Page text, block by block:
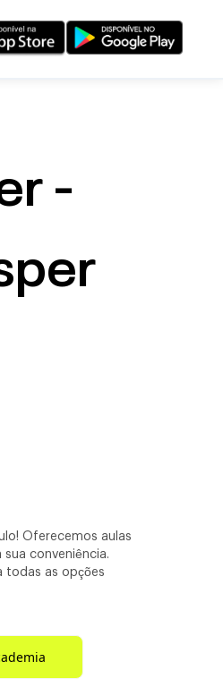
-
Oferecemos aulas
conveniência.
todas as opções